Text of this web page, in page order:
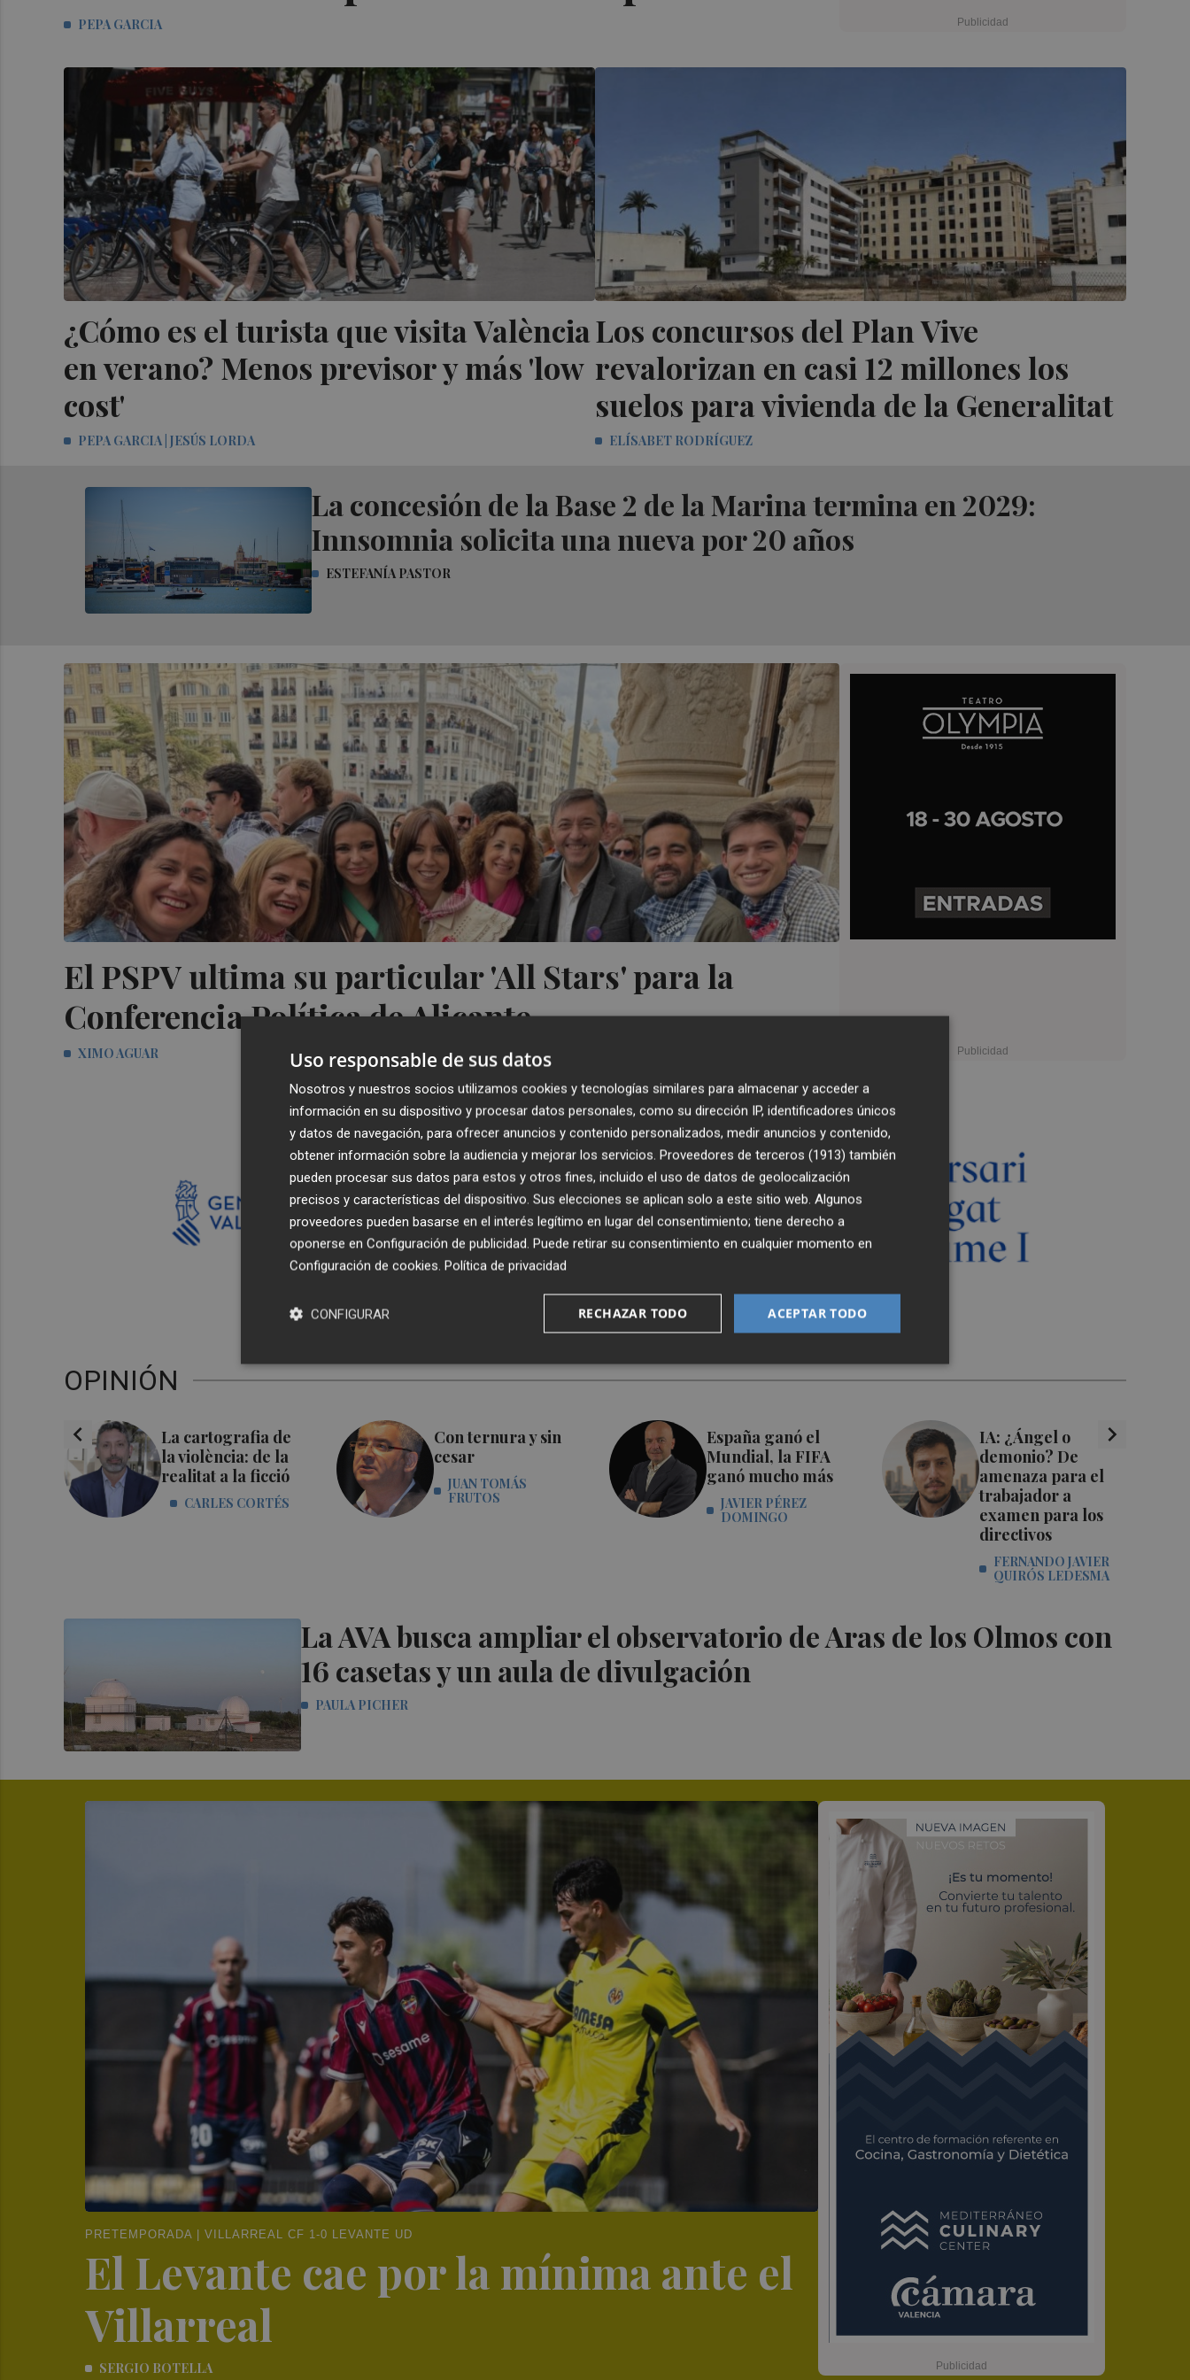
PEPA GARCIA
¿Cómo es el turista que visita València
en verano? Menos previsor y más 'low
cost'
PEPA GARCIA | JESÚS LORDA
Los concursos del Plan Vive
revalorizan en casi 12 millones los
suelos para vivienda de la Generalitat
ELÍSABET RODRÍGUEZ
La concesión de la Base 2 de la Marina termina en 2029:
Innsomnia solicita una nueva por 20 años
ESTEFANÍA PASTOR
El PSPV ultima su particular 'All Stars' para la
Conferencia Política de Alicante
XIMO AGUAR
OPINIÓN
chevron_left
La cartografia de
la violència: de la
realitat a la ficció
CARLES CORTÉS
Con ternura y sin
cesar
JUAN TOMÁS
FRUTOS
España ganó el
Mundial, la FIFA
ganó mucho más
JAVIER PÉREZ
DOMINGO
IA: ¿Ángel o
demonio? De
amenaza para el
trabajador a
examen para los
directivos
FERNANDO JAVIER
QUIRÓS LEDESMA
chevron_right
La AVA busca ampliar el observatorio de Aras de los Olmos con
16 casetas y un aula de divulgación
PAULA PICHER
PRETEMPORADA | VILLARREAL CF 1-0 LEVANTE UD
El Levante cae por la mínima ante el
Villarreal
SERGIO BOTELLA
Uso responsable de sus datos
Nosotros y nuestros socios utilizamos cookies y tecnologías similares para almacenar y acceder a
información en su dispositivo y procesar datos personales, como su dirección IP, identificadores únicos
y datos de navegación, para ofrecer anuncios y contenido personalizados, medir anuncios y contenido,
obtener información sobre la audiencia y mejorar los servicios. Proveedores de terceros (1913) también
pueden procesar sus datos para estos y otros fines, incluido el uso de datos de geolocalización
precisos y características del dispositivo. Sus elecciones se aplican solo a este sitio web. Algunos
proveedores pueden basarse en el interés legítimo en lugar del consentimiento; tiene derecho a
oponerse en Configuración de publicidad. Puede retirar su consentimiento en cualquier momento en
Configuración de cookies. Política de privacidad
ACEPTAR TODO
RECHAZAR TODO
CONFIGURAR